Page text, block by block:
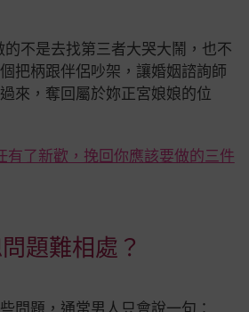
不是去找第三者大哭大鬧，也不
把柄跟伴侶吵架，讓婚姻諮詢師
來，奪回屬於妳正宮娘娘的位
有了新歡，挽回你應該要做的三件
題難相處？
問題，通常男人只會說一句：